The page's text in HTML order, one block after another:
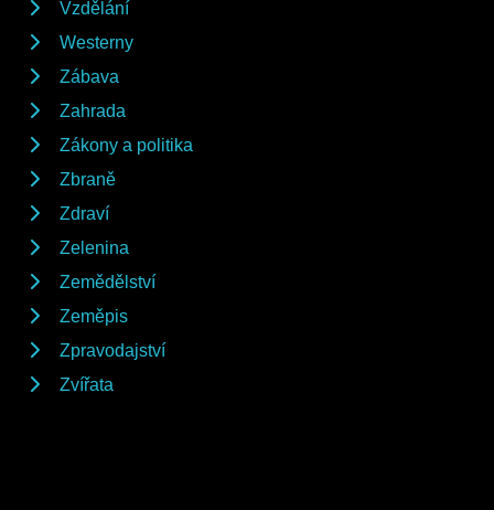
Vzdělání
Westerny
Zábava
Zahrada
Zákony a politika
Zbraně
Zdraví
Zelenina
Zemědělství
Zeměpis
Zpravodajství
Zvířata